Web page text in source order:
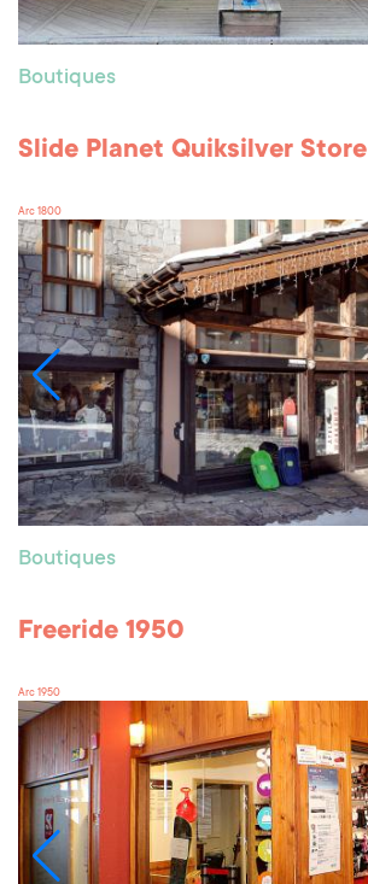
Boutiques
Slide Planet Quiksilver Store
Arc 1800
Boutiques
Freeride 1950
Arc 1950